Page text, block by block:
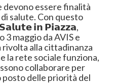
devono essere finalità
salute. Con questo
𝗶𝗻 𝗣𝗶𝗮𝘇𝘇𝗮,
3 maggio da AVIS e
alla cittadinanza
la rete sociale funziona,
collaborare per
delle priorità del